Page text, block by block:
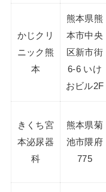
かじクリ
ニック熊
本
熊本県熊
本市中央
区新市街
6-6 いけ
おビル2F
きくち宮
本泌尿器
科
熊本県菊
池市隈府
775